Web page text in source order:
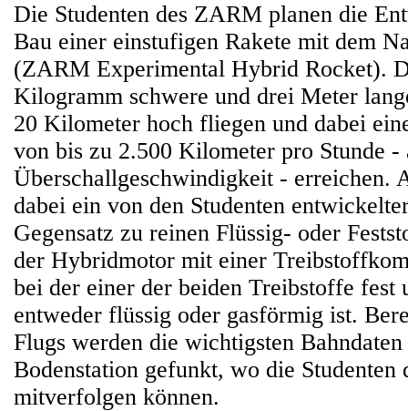
Die Studenten des ZARM planen die
Bau einer einstufigen Rakete mit dem
(ZARM Experimental Hybrid Rocket).
Kilogramm schwere und drei Meter
20 Kilometer hoch fliegen und dabei
von bis zu 2.500 Kilometer pro Stunde -
Überschallgeschwindigkeit - erreichen.
dabei ein von den Studenten
Gegensatz zu reinen Flüssig- oder
der Hybridmotor mit einer
bei der einer der beiden Treibstoffe fest
entweder flüssig oder gasförmig ist.
Flugs werden die wichtigsten
Bodenstation gefunkt, wo die Studenten
mitverfolgen können.